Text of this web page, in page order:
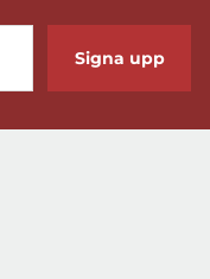
Signa upp